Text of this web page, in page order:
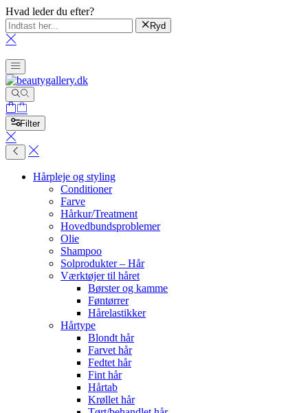
Hvad leder du efter?
Ryd
Filter
Hårpleje og styling
Conditioner
Farve
Hårkur/Treatment
Hovedbundsproblemer
Olie
Shampoo
Solprodukter – Hår
Værktøjer til håret
Børster og kamme
Føntørrer
Hårelastikker
Hårtype
Blondt hår
Farvet hår
Fedtet hår
Fint hår
Hårtab
Krøllet hår